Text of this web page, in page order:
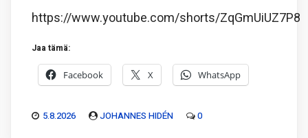
https://www.youtube.com/shorts/ZqGmUiUZ7P8
Jaa tämä:
Facebook X WhatsApp
5.8.2026 JOHANNES HIDÉN 0